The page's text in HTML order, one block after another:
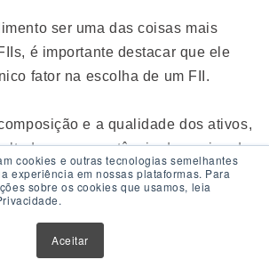
cookies e outras tecnologias semelhantes
experiência em nossas plataformas. Para
sobre os cookies que usamos, leia
Aceitar
ser uma das coisas mais
é importante destacar que ele
fator na escolha de um FII.
e a qualidade dos ativos,
a competência da equipe de
inerentes ao portfólio é relevante
mais seguras e sustentáveis no